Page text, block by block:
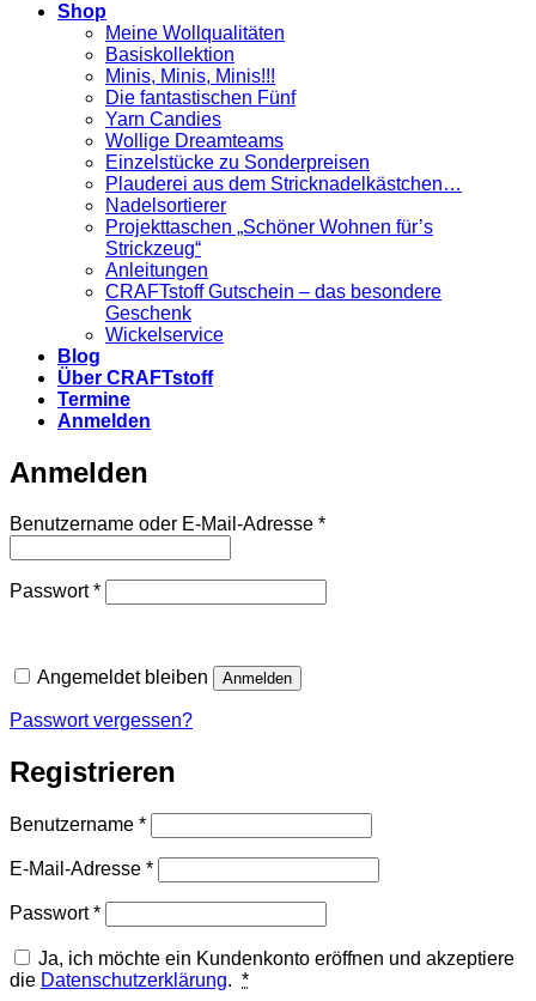
Shop
Meine Wollqualitäten
Basiskollektion
Minis, Minis, Minis!!!
Die fantastischen Fünf
Yarn Candies
Wollige Dreamteams
Einzelstücke zu Sonderpreisen
Plauderei aus dem Stricknadelkästchen…
Nadelsortierer
Projekttaschen „Schöner Wohnen für’s
Strickzeug“
Anleitungen
CRAFTstoff Gutschein – das besondere
Geschenk
Wickelservice
Blog
Über CRAFTstoff
Termine
Anmelden
Anmelden
Benutzername oder E-Mail-Adresse *Erforderlich
Passwort*Erforderlich
Angemeldet bleiben Anmelden
Passwort vergessen?
Registrieren
Benutzername *Erforderlich
E-Mail-Adresse *Erforderlich
Passwort*Erforderlich
Ja, ich möchte ein Kundenkonto eröffnen und akzeptiere
die Datenschutzerklärung. *